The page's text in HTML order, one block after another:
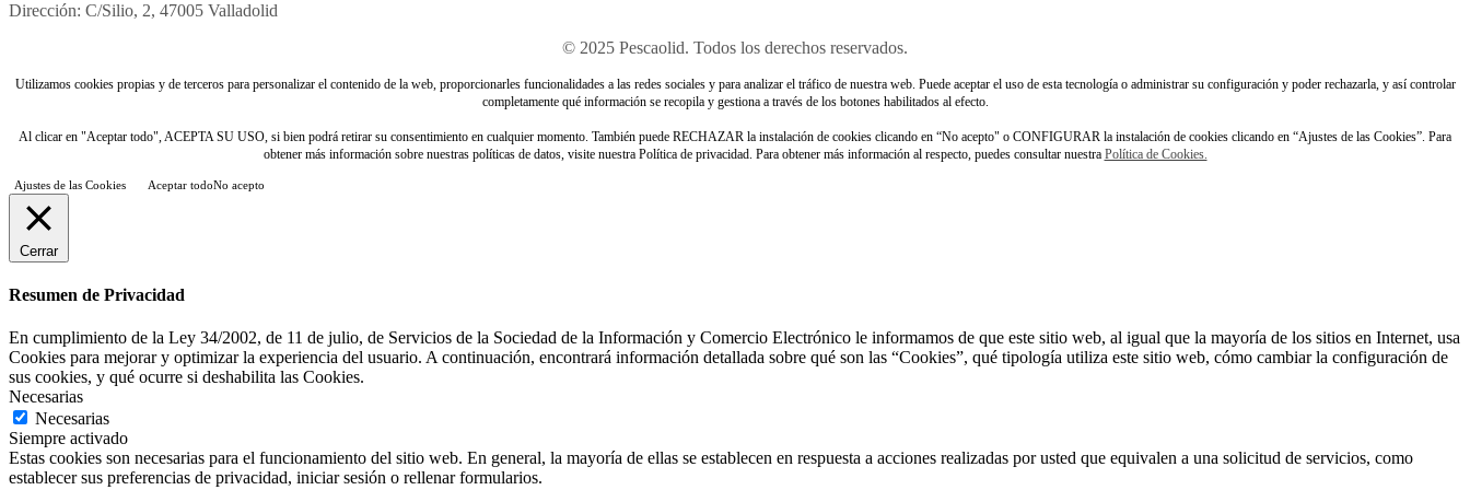
Dirección: C/Silio, 2, 47005 Valladolid
© 2025 Pescaolid. Todos los derechos reservados.
Utilizamos cookies propias y de terceros para personalizar el contenido de la web, proporcionarles funcionalidades a las redes sociales y para analizar el tráfico de nuestra web. Puede aceptar el uso de esta tecnología o administrar su configuración y poder rechazarla, y así controlar
completamente qué información se recopila y gestiona a través de los botones habilitados al efecto.
Al clicar en "Aceptar todo", ACEPTA SU USO, si bien podrá retirar su consentimiento en cualquier momento. También puede RECHAZAR la instalación de cookies clicando en “No acepto" o CONFIGURAR la instalación de cookies clicando en “Ajustes de las Cookies”. Para
obtener más información sobre nuestras políticas de datos, visite nuestra Política de privacidad. Para obtener más información al respecto, puedes consultar nuestra Política de Cookies.
Ajustes de las Cookies Aceptar todoNo acepto
Cerrar
Resumen de Privacidad
En cumplimiento de la Ley 34/2002, de 11 de julio, de Servicios de la Sociedad de la Información y Comercio Electrónico le informamos de que este sitio web, al igual que la mayoría de los sitios en Internet, usa
Cookies para mejorar y optimizar la experiencia del usuario. A continuación, encontrará información detallada sobre qué son las “Cookies”, qué tipología utiliza este sitio web, cómo cambiar la configuración de
sus cookies, y qué ocurre si deshabilita las Cookies.
Necesarias
Necesarias
Siempre activado
Estas cookies son necesarias para el funcionamiento del sitio web. En general, la mayoría de ellas se establecen en respuesta a acciones realizadas por usted que equivalen a una solicitud de servicios, como
establecer sus preferencias de privacidad, iniciar sesión o rellenar formularios.